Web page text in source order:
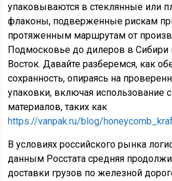
упаковываются в стеклянные или
флаконы, подверженные рискам
протяженным маршрутам от
Подмосковье до дилеров в Сибири
Восток. Давайте разберемся, как
сохранность, опираясь на
упаковки, включая использование
материалов, таких как
https://vanpak.ru/blog/
В условиях российского рынка
данным Росстата средняя
доставки грузов по железной